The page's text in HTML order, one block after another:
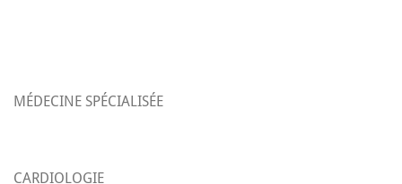
MÉDECINE SPÉCIALISÉE
CARDIOLOGIE